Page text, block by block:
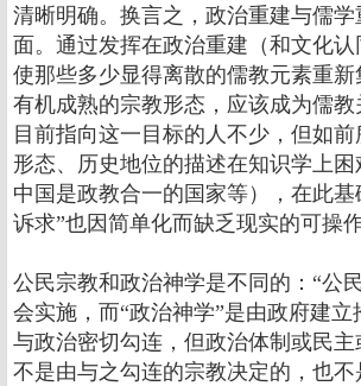
清晰明确。换言之，政治重建与儒
面。通过发挥在政治重建（和文化认
使那些多少显得离散的儒教元素重新
有机成熟的宗教形态，应该成为儒教
目前指向这一目标的人不少，但如
形态、历史地位的描述在知识学上
中国是政教合一的国家等），在此基
诉求”也因简单化而缺乏现实的可操作
公民宗教和政治神学是不同的：“公
会实施，而“政治神学”是由政府建立
与政治密切勾连，但政治体制或民
不是由与之勾连的宗教决定的，也不